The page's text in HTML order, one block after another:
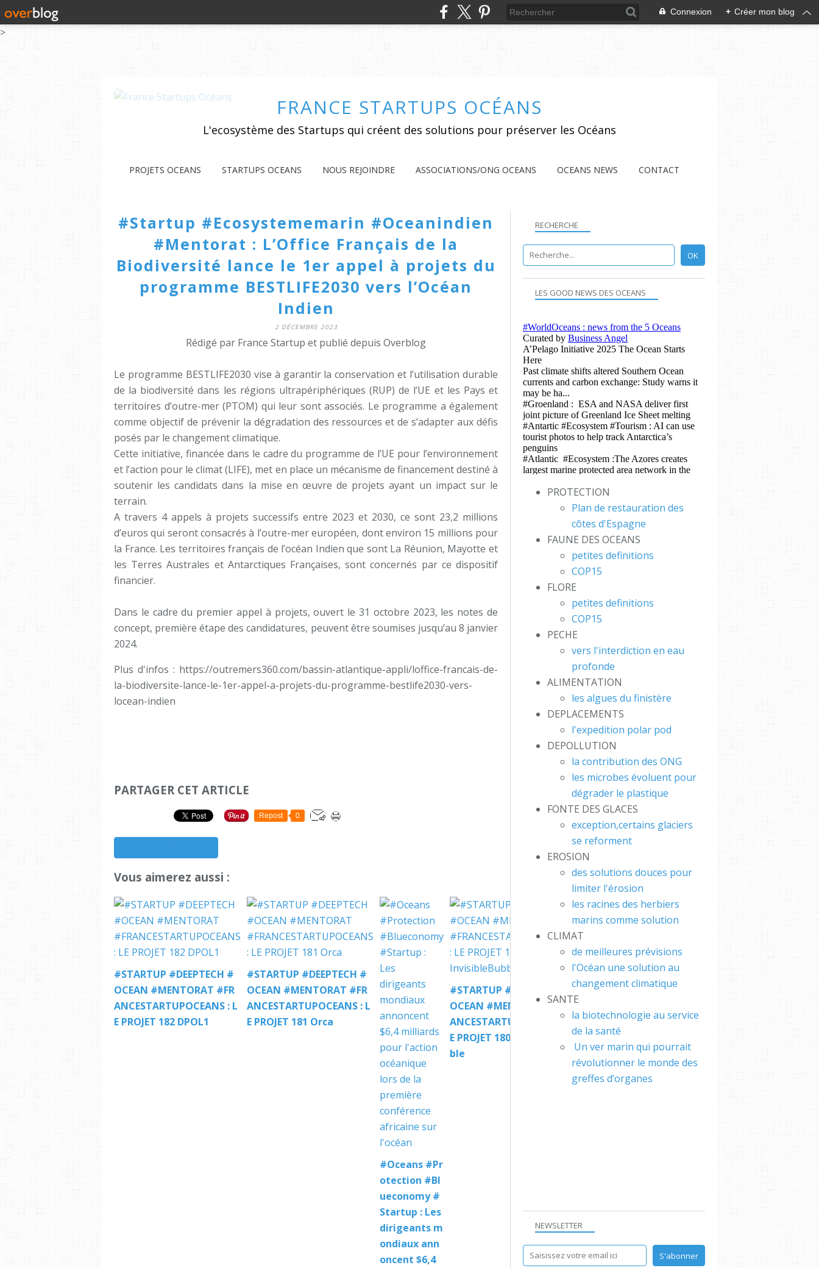
>
Connexion + Créer mon blog
FRANCE STARTUPS OCÉANS
L'ecosystème des Startups qui créent des solutions pour préserver les Océans
PROJETS OCEANS STARTUPS OCEANS NOUS REJOINDRE ASSOCIATIONS/ONG OCEANS OCEANS NEWS CONTACT
#Startup #Ecosystememarin #Oceanindien
#Mentorat : L’Office Français de la
Biodiversité lance le 1er appel à projets du
programme BESTLIFE2030 vers l’Océan
Indien
2 DÉCEMBRE 2023
Rédigé par France Startup et publié depuis Overblog
Le programme BESTLIFE2030 vise à garantir la conservation et l’utilisation durable
de la biodiversité dans les régions ultrapériphériques (RUP) de l’UE et les Pays et
territoires d’outre-mer (PTOM) qui leur sont associés. Le programme a également
comme objectif de prévenir la dégradation des ressources et de s’adapter aux défis
posés par le changement climatique.
Cette initiative, financée dans le cadre du programme de l’UE pour l’environnement
et l’action pour le climat (LIFE), met en place un mécanisme de financement destiné à
soutenir les candidats dans la mise en œuvre de projets ayant un impact sur le
terrain.
A travers 4 appels à projets successifs entre 2023 et 2030, ce sont 23,2 millions
d’euros qui seront consacrés à l’outre-mer européen, dont environ 15 millions pour
la France. Les territoires français de l’océan Indien que sont La Réunion, Mayotte et
les Terres Australes et Antarctiques Françaises, sont concernés par ce dispositif
financier.
Dans le cadre du premier appel à projets, ouvert le 31 octobre 2023, les notes de
concept, première étape des candidatures, peuvent être soumises jusqu’au 8 janvier
2024.
Plus d'infos : https://outremers360.com/bassin-atlantique-appli/loffice-francais-de-
la-biodiversite-lance-le-1er-appel-a-projets-du-programme-bestlife2030-vers-
locean-indien
PARTAGER CET ARTICLE
Repost 0
Vous aimerez aussi :
#STARTUP #DEEPTECH #
OCEAN #MENTORAT #FR
ANCESTARTUPOCEANS : L
E PROJET 182 DPOL1
#STARTUP #DEEPTECH #
OCEAN #MENTORAT #FR
ANCESTARTUPOCEANS : L
E PROJET 181 Orca
#Oceans #Pr
otection #Bl
ueconomy #
Startup : Les
dirigeants m
ondiaux ann
oncent $6,4
#STARTUP #DEEPTECH #
OCEAN #MENTORAT #FR
ANCESTARTUPOCEANS : L
E PROJET 180 InvisibleBub
ble
NEWSLETTER
RECHERCHE
LES GOOD NEWS DES OCEANS
PROTECTION
Plan de restauration des
côtes d'Espagne
FAUNE DES OCEANS
petites definitions
COP15
FLORE
petites definitions
COP15
PECHE
vers l'interdiction en eau
profonde
ALIMENTATION
les algues du finistère
DEPLACEMENTS
l'expedition polar pod
DEPOLLUTION
la contribution des ONG
les microbes évoluent pour
dégrader le plastique
FONTE DES GLACES
exception,certains glaciers
se reforment
EROSION
des solutions douces pour
limiter l'érosion
les racines des herbiers
marins comme solution
CLIMAT
de meilleures prévisions
l'Océan une solution au
changement climatique
SANTE
la biotechnologie au service
de la santé
Un ver marin qui pourrait
révolutionner le monde des
greffes d’organes